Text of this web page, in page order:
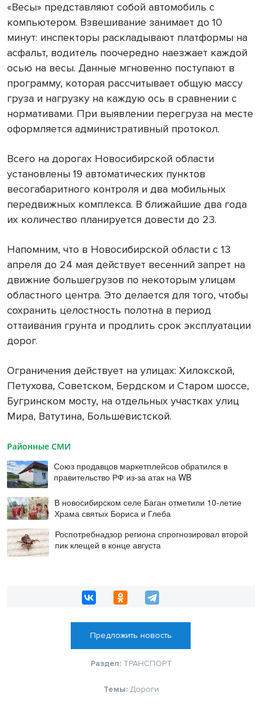
«Весы» представляют собой автомобиль с
компьютером. Взвешивание занимает до 10
минут: инспекторы раскладывают платформы на
асфальт, водитель поочередно наезжает каждой
осью на весы. Данные мгновенно поступают в
программу, которая рассчитывает общую массу
груза и нагрузку на каждую ось в сравнении с
нормативами. При выявлении перегруза на месте
оформляется административный протокол.
Всего на дорогах Новосибирской области
установлены 19 автоматических пунктов
весогабаритного контроля и два мобильных
передвижных комплекса. В ближайшие два года
их количество планируется довести до 23.
Напомним, что в Новосибирской области с 13
апреля до 24 мая действует весенний запрет на
движние большегрузов по некоторым улицам
областного центра. Это делается для того, чтобы
сохранить целостность полотна в период
оттаивания грунта и продлить срок эксплуатации
дорог.
Ограничения действует на улицах: Хилокской,
Петухова, Советском, Бердском и Старом шоссе,
Бугринском мосту, на отдельных участках улиц
Мира, Ватутина, Большевистской.
Районные СМИ
Союз продавцов маркетплейсов обратился в
правительство РФ из-за атак на WB
В новосибирском селе Баган отметили 10-летие
Храма святых Бориса и Глеба
Роспотребнадзор региона спрогнозировал второй
пик клещей в конце августа
Предложить новость
Раздел: ТРАНСПОРТ
Темы: Дороги